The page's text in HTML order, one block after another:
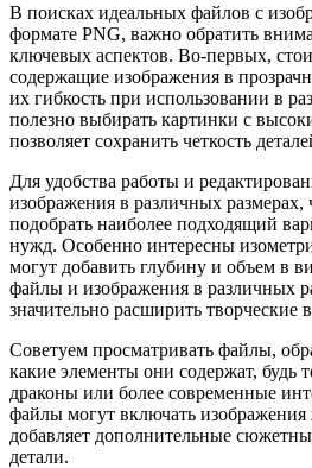
В поисках идеальных файлов с
формате PNG, важно обратить
ключевых аспектов. Во-первых,
содержащие изображения в
их гибкость при использовании в
полезно выбирать картинки с
позволяет сохранить четкость
Для удобства работы и
изображения в различных
подобрать наиболее подходящий
нужд. Особенно интересны
могут добавить глубину и объем в
файлы и изображения в различных
значительно расширить творческие
Советуем просматривать файлы,
какие элементы они содержат, будь
драконы или более современные
файлы могут включать
добавляет дополнительные
детали.